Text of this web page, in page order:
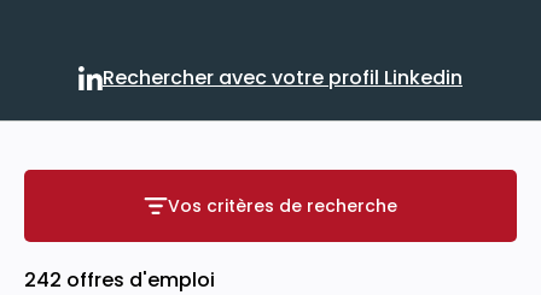
Rechercher avec votre
Rechercher avec votre profil Linkedin
Vos critères de recherche
Vos critères de recherche
242 offres d'emploi